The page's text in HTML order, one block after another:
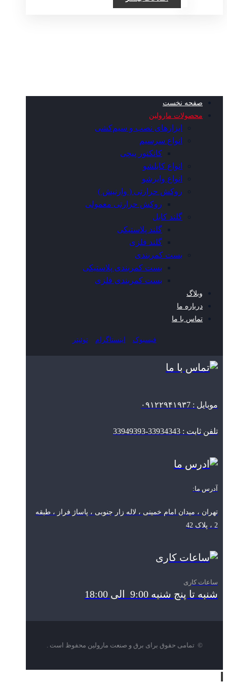
صفحه نخست
محصولات مارولین
ابزارهای نصب و سیم‌کشی
انواع سرسیم
کانکتور پیچی
انواع کابلشو
انواع وایرشو
روکش حرارتی ( وارنیش )
روکش حرارتی معمولی
گلند کابل
گلند پلاستیکی
گلند فلزی
بست کمربندی
بست کمربندی پلاستیکی
بست کمربندی فلزی
وبلاگ
درباره ما
تماس با ما
فیسبوک اینستاگرام توئیتر
موبایل : ۰۹۱۲۲۹۴۱۹۳7
تلفن ثابت : 33934343-33949393
آدرس ما:
تهران ، میدان امام خمینی ، لاله زار جنوبی ، پاساژ فراز ، طبقه
2 ، پلاک 42
ساعات کاری
شنبه تا پنج شنبه 9:00 الی 18:00
© تمامی حقوق برای برق و صنعت مارولین محفوظ است .